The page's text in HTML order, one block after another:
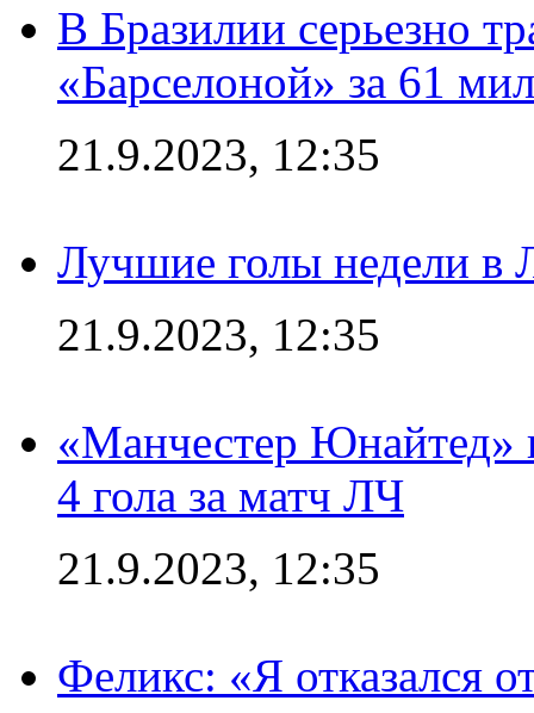
В Бразилии серьезно
«Барселоной» за 61
21.9.2023, 12:35
Лучшие голы недели в
21.9.2023, 12:35
«Манчестер Юнайтед»
4 гола за матч ЛЧ
21.9.2023, 12:35
Феликс: «Я отказался